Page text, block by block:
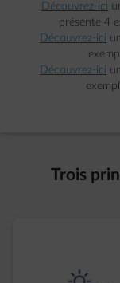
Découvrez-ici
présente 4
Découvrez-ici
Découvrez-ici
Trois